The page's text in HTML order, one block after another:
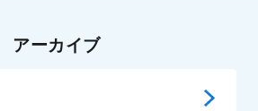
アーカイブ